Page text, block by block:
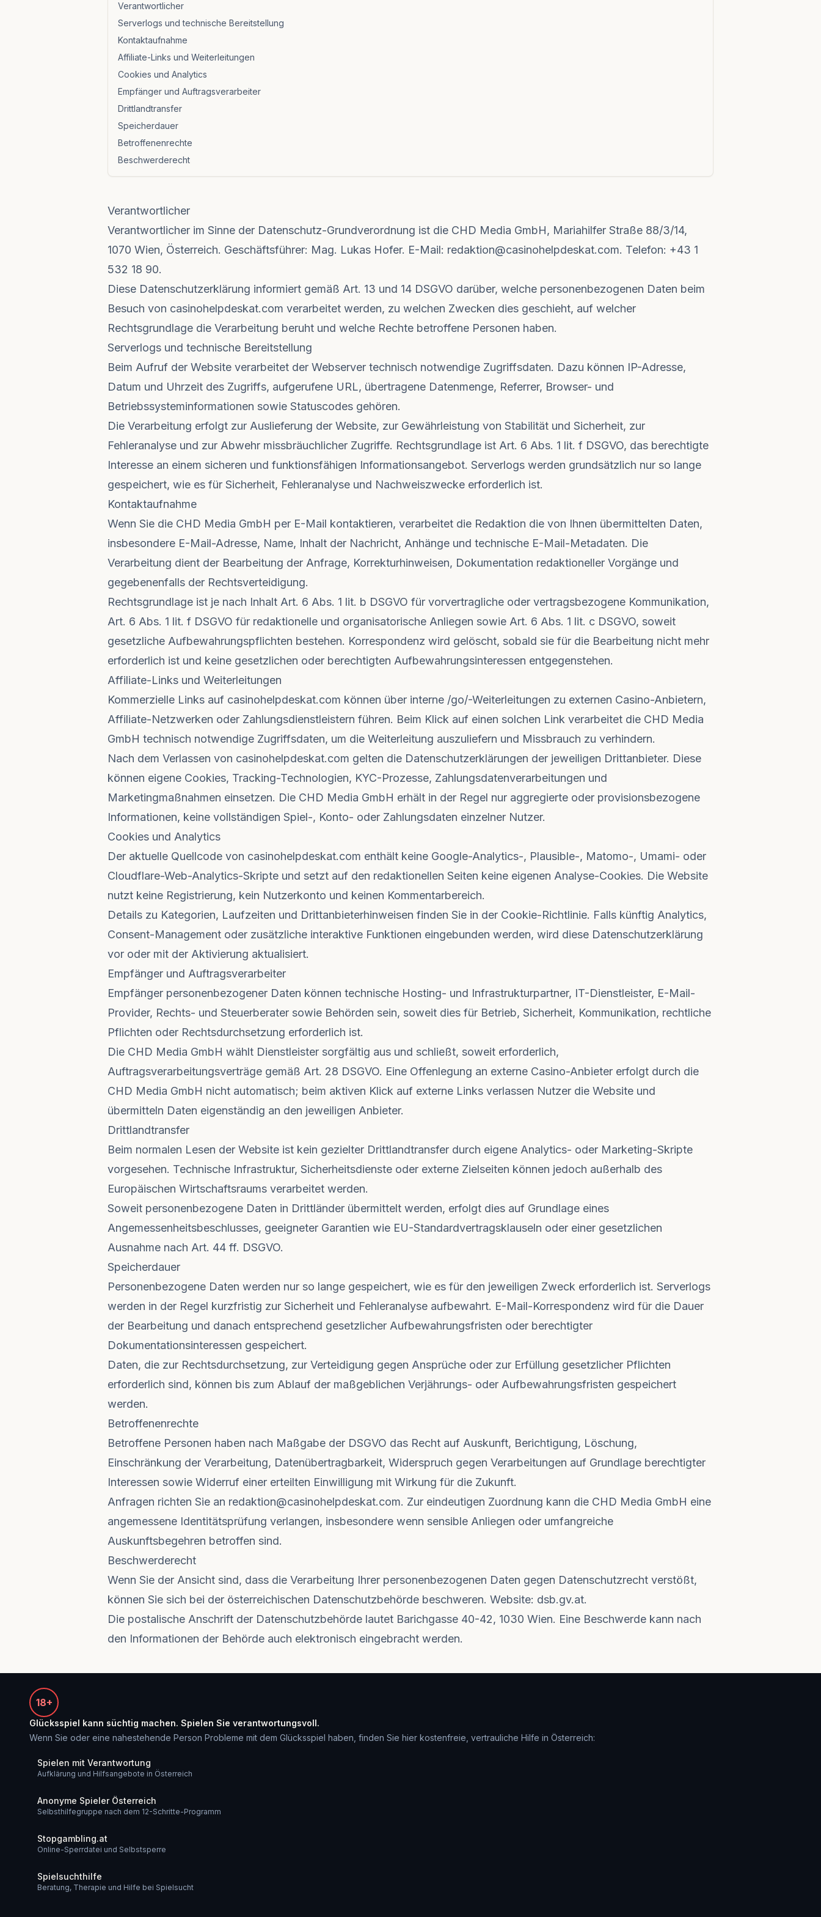
Verantwortlicher
Serverlogs und technische Bereitstellung
Kontaktaufnahme
Affiliate-Links und Weiterleitungen
Cookies und Analytics
Empfänger und Auftragsverarbeiter
Drittlandtransfer
Speicherdauer
Betroffenenrechte
Beschwerderecht
Verantwortlicher
Verantwortlicher im Sinne der Datenschutz-Grundverordnung ist die CHD Media GmbH, Mariahilfer Straße 88/3/14,
1070 Wien, Österreich. Geschäftsführer: Mag. Lukas Hofer. E-Mail: redaktion@casinohelpdeskat.com. Telefon: +43 1
532 18 90.
Diese Datenschutzerklärung informiert gemäß Art. 13 und 14 DSGVO darüber, welche personenbezogenen Daten beim
Besuch von casinohelpdeskat.com verarbeitet werden, zu welchen Zwecken dies geschieht, auf welcher
Rechtsgrundlage die Verarbeitung beruht und welche Rechte betroffene Personen haben.
Serverlogs und technische Bereitstellung
Beim Aufruf der Website verarbeitet der Webserver technisch notwendige Zugriffsdaten. Dazu können IP-Adresse,
Datum und Uhrzeit des Zugriffs, aufgerufene URL, übertragene Datenmenge, Referrer, Browser- und
Betriebssysteminformationen sowie Statuscodes gehören.
Die Verarbeitung erfolgt zur Auslieferung der Website, zur Gewährleistung von Stabilität und Sicherheit, zur
Fehleranalyse und zur Abwehr missbräuchlicher Zugriffe. Rechtsgrundlage ist Art. 6 Abs. 1 lit. f DSGVO, das berechtigte
Interesse an einem sicheren und funktionsfähigen Informationsangebot. Serverlogs werden grundsätzlich nur so lange
gespeichert, wie es für Sicherheit, Fehleranalyse und Nachweiszwecke erforderlich ist.
Kontaktaufnahme
Wenn Sie die CHD Media GmbH per E-Mail kontaktieren, verarbeitet die Redaktion die von Ihnen übermittelten Daten,
insbesondere E-Mail-Adresse, Name, Inhalt der Nachricht, Anhänge und technische E-Mail-Metadaten. Die
Verarbeitung dient der Bearbeitung der Anfrage, Korrekturhinweisen, Dokumentation redaktioneller Vorgänge und
gegebenenfalls der Rechtsverteidigung.
Rechtsgrundlage ist je nach Inhalt Art. 6 Abs. 1 lit. b DSGVO für vorvertragliche oder vertragsbezogene Kommunikation,
Art. 6 Abs. 1 lit. f DSGVO für redaktionelle und organisatorische Anliegen sowie Art. 6 Abs. 1 lit. c DSGVO, soweit
gesetzliche Aufbewahrungspflichten bestehen. Korrespondenz wird gelöscht, sobald sie für die Bearbeitung nicht mehr
erforderlich ist und keine gesetzlichen oder berechtigten Aufbewahrungsinteressen entgegenstehen.
Affiliate-Links und Weiterleitungen
Kommerzielle Links auf casinohelpdeskat.com können über interne /go/-Weiterleitungen zu externen Casino-Anbietern,
Affiliate-Netzwerken oder Zahlungsdienstleistern führen. Beim Klick auf einen solchen Link verarbeitet die CHD Media
GmbH technisch notwendige Zugriffsdaten, um die Weiterleitung auszuliefern und Missbrauch zu verhindern.
Nach dem Verlassen von casinohelpdeskat.com gelten die Datenschutzerklärungen der jeweiligen Drittanbieter. Diese
können eigene Cookies, Tracking-Technologien, KYC-Prozesse, Zahlungsdatenverarbeitungen und
Marketingmaßnahmen einsetzen. Die CHD Media GmbH erhält in der Regel nur aggregierte oder provisionsbezogene
Informationen, keine vollständigen Spiel-, Konto- oder Zahlungsdaten einzelner Nutzer.
Cookies und Analytics
Der aktuelle Quellcode von casinohelpdeskat.com enthält keine Google-Analytics-, Plausible-, Matomo-, Umami- oder
Cloudflare-Web-Analytics-Skripte und setzt auf den redaktionellen Seiten keine eigenen Analyse-Cookies. Die Website
nutzt keine Registrierung, kein Nutzerkonto und keinen Kommentarbereich.
Details zu Kategorien, Laufzeiten und Drittanbieterhinweisen finden Sie in der Cookie-Richtlinie. Falls künftig Analytics,
Consent-Management oder zusätzliche interaktive Funktionen eingebunden werden, wird diese Datenschutzerklärung
vor oder mit der Aktivierung aktualisiert.
Empfänger und Auftragsverarbeiter
Empfänger personenbezogener Daten können technische Hosting- und Infrastrukturpartner, IT-Dienstleister, E-Mail-
Provider, Rechts- und Steuerberater sowie Behörden sein, soweit dies für Betrieb, Sicherheit, Kommunikation, rechtliche
Pflichten oder Rechtsdurchsetzung erforderlich ist.
Die CHD Media GmbH wählt Dienstleister sorgfältig aus und schließt, soweit erforderlich,
Auftragsverarbeitungsverträge gemäß Art. 28 DSGVO. Eine Offenlegung an externe Casino-Anbieter erfolgt durch die
CHD Media GmbH nicht automatisch; beim aktiven Klick auf externe Links verlassen Nutzer die Website und
übermitteln Daten eigenständig an den jeweiligen Anbieter.
Drittlandtransfer
Beim normalen Lesen der Website ist kein gezielter Drittlandtransfer durch eigene Analytics- oder Marketing-Skripte
vorgesehen. Technische Infrastruktur, Sicherheitsdienste oder externe Zielseiten können jedoch außerhalb des
Europäischen Wirtschaftsraums verarbeitet werden.
Soweit personenbezogene Daten in Drittländer übermittelt werden, erfolgt dies auf Grundlage eines
Angemessenheitsbeschlusses, geeigneter Garantien wie EU-Standardvertragsklauseln oder einer gesetzlichen
Ausnahme nach Art. 44 ff. DSGVO.
Speicherdauer
Personenbezogene Daten werden nur so lange gespeichert, wie es für den jeweiligen Zweck erforderlich ist. Serverlogs
werden in der Regel kurzfristig zur Sicherheit und Fehleranalyse aufbewahrt. E-Mail-Korrespondenz wird für die Dauer
der Bearbeitung und danach entsprechend gesetzlicher Aufbewahrungsfristen oder berechtigter
Dokumentationsinteressen gespeichert.
Daten, die zur Rechtsdurchsetzung, zur Verteidigung gegen Ansprüche oder zur Erfüllung gesetzlicher Pflichten
erforderlich sind, können bis zum Ablauf der maßgeblichen Verjährungs- oder Aufbewahrungsfristen gespeichert
werden.
Betroffenenrechte
Betroffene Personen haben nach Maßgabe der DSGVO das Recht auf Auskunft, Berichtigung, Löschung,
Einschränkung der Verarbeitung, Datenübertragbarkeit, Widerspruch gegen Verarbeitungen auf Grundlage berechtigter
Interessen sowie Widerruf einer erteilten Einwilligung mit Wirkung für die Zukunft.
Anfragen richten Sie an redaktion@casinohelpdeskat.com. Zur eindeutigen Zuordnung kann die CHD Media GmbH eine
angemessene Identitätsprüfung verlangen, insbesondere wenn sensible Anliegen oder umfangreiche
Auskunftsbegehren betroffen sind.
Beschwerderecht
Wenn Sie der Ansicht sind, dass die Verarbeitung Ihrer personenbezogenen Daten gegen Datenschutzrecht verstößt,
können Sie sich bei der österreichischen Datenschutzbehörde beschweren. Website: dsb.gv.at.
Die postalische Anschrift der Datenschutzbehörde lautet Barichgasse 40-42, 1030 Wien. Eine Beschwerde kann nach
den Informationen der Behörde auch elektronisch eingebracht werden.
18+
Glücksspiel kann süchtig machen. Spielen Sie verantwortungsvoll.
Wenn Sie oder eine nahestehende Person Probleme mit dem Glücksspiel haben, finden Sie hier kostenfreie, vertrauliche Hilfe in Österreich:
Spielen mit Verantwortung
Aufklärung und Hilfsangebote in Österreich
Anonyme Spieler Österreich
Selbsthilfegruppe nach dem 12-Schritte-Programm
Stopgambling.at
Online-Sperrdatei und Selbstsperre
Spielsuchthilfe
Beratung, Therapie und Hilfe bei Spielsucht